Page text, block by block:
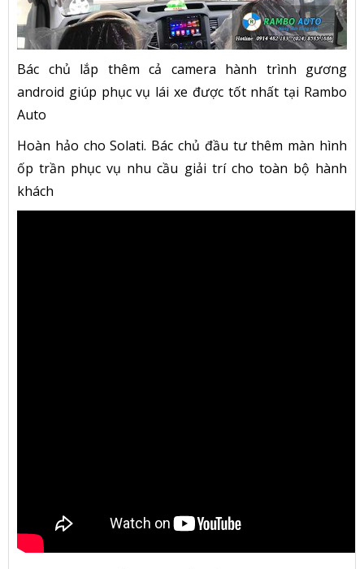
Bác chủ lắp thêm cả camera hành trình gương
android giúp phục vụ lái xe được tốt nhất tại Rambo
Auto
Hoàn hảo cho Solati. Bác chủ đầu tư thêm màn hình
ốp trần phục vụ nhu cầu giải trí cho toàn bộ hành
khách